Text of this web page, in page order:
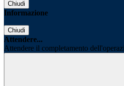
Chiudi
Informazione
Chiudi
Attendere...
Attendere il completamento